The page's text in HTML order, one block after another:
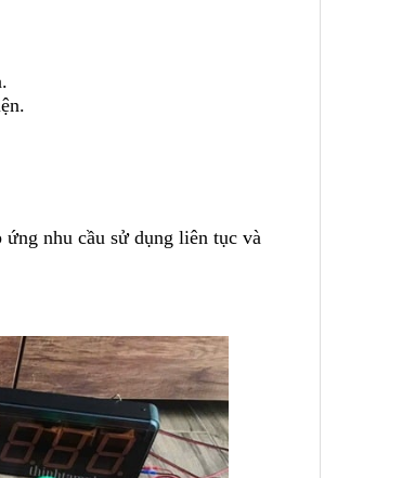
nhu cầu sử dụng liên tục và